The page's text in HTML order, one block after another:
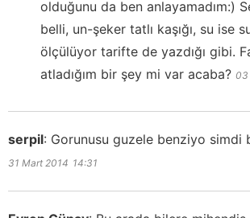
olduğunu da ben anlayamadım:)
belli, un-şeker tatlı kaşığı, su ise
ölçülüyor tarifte de yazdığı gibi.
atladığım bir şey mi var acaba? 03
serpil: Gorunusu guzele benziyo simdi
31 Mart 2014 14:31